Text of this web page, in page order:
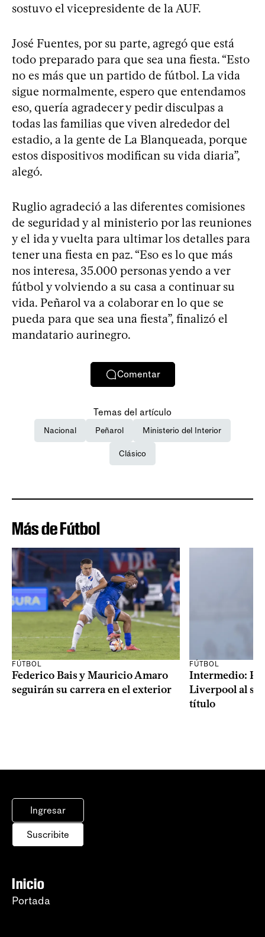
sostuvo el vicepresidente de la AUF.
José Fuentes, por su parte, agregó que está
todo preparado para que sea una fiesta. “Esto
no es más que un partido de fútbol. La vida
sigue normalmente, espero que entendamos
eso, quería agradecer y pedir disculpas a
todas las familias que viven alrededor del
estadio, a la gente de La Blanqueada, porque
estos dispositivos modifican su vida diaria”,
alegó.
Ruglio agradeció a las diferentes comisiones
de seguridad y al ministerio por las reuniones
y el ida y vuelta para ultimar los detalles para
tener una fiesta en paz. “Eso es lo que más
nos interesa, 35.000 personas yendo a ver
fútbol y volviendo a su casa a continuar su
vida. Peñarol va a colaborar en lo que se
pueda para que sea una fiesta”, finalizó el
mandatario aurinegro.
Comentar
Temas del artículo
Nacional Peñarol Ministerio del Interior
Clásico
Más de Fútbol
FÚTBOL
Federico Bais y Mauricio Amaro
seguirán su carrera en el exterior
FÚTBOL
Intermedio:
Liverpool al
título
Ingresar
Suscribite
Inicio
Portada